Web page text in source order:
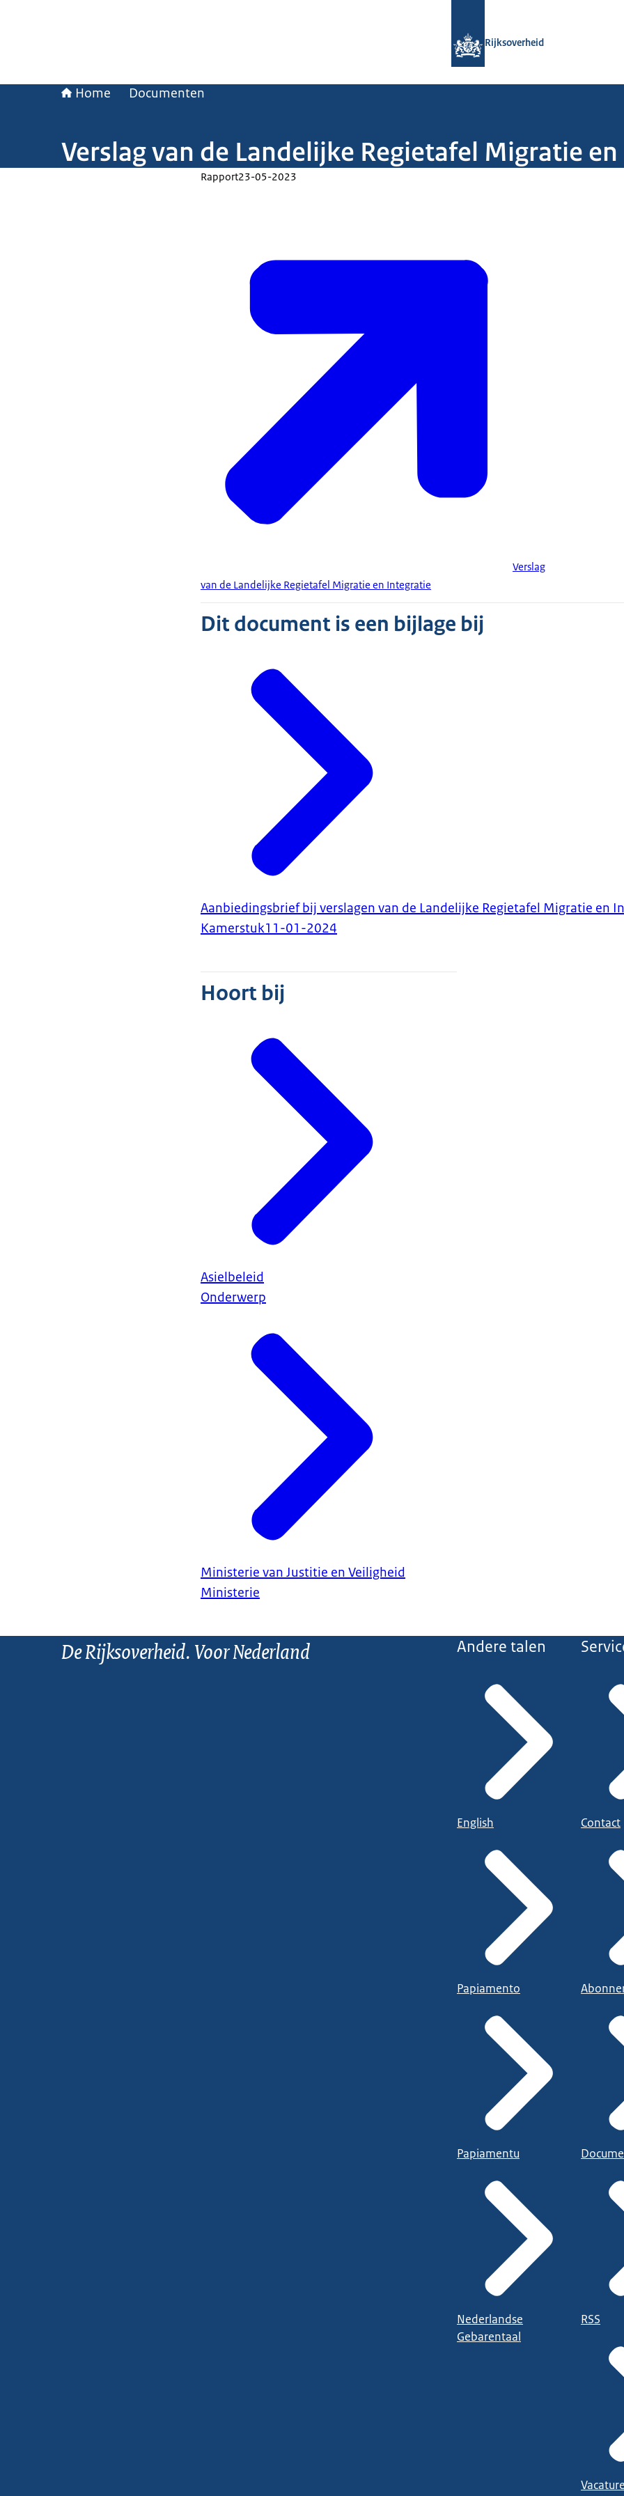
Rijksoverheid
Home Documenten
Verslag van de Landelijke Regietafel Migratie
Rapport23-05-2023
Verslag
van de Landelijke Regietafel Migratie en Integratie
Dit document is een bijlage bij
Aanbiedingsbrief bij verslagen van de Landelijke Regietafel Migratie en
Kamerstuk11-01-2024
Hoort bij
Asielbeleid
Onderwerp
Ministerie van Justitie en Veiligheid
Ministerie
De Rijksoverheid. Voor Nederland Andere talen
English
Papiamento
Papiamentu
Nederlandse
Gebarentaal
Contact
RSS